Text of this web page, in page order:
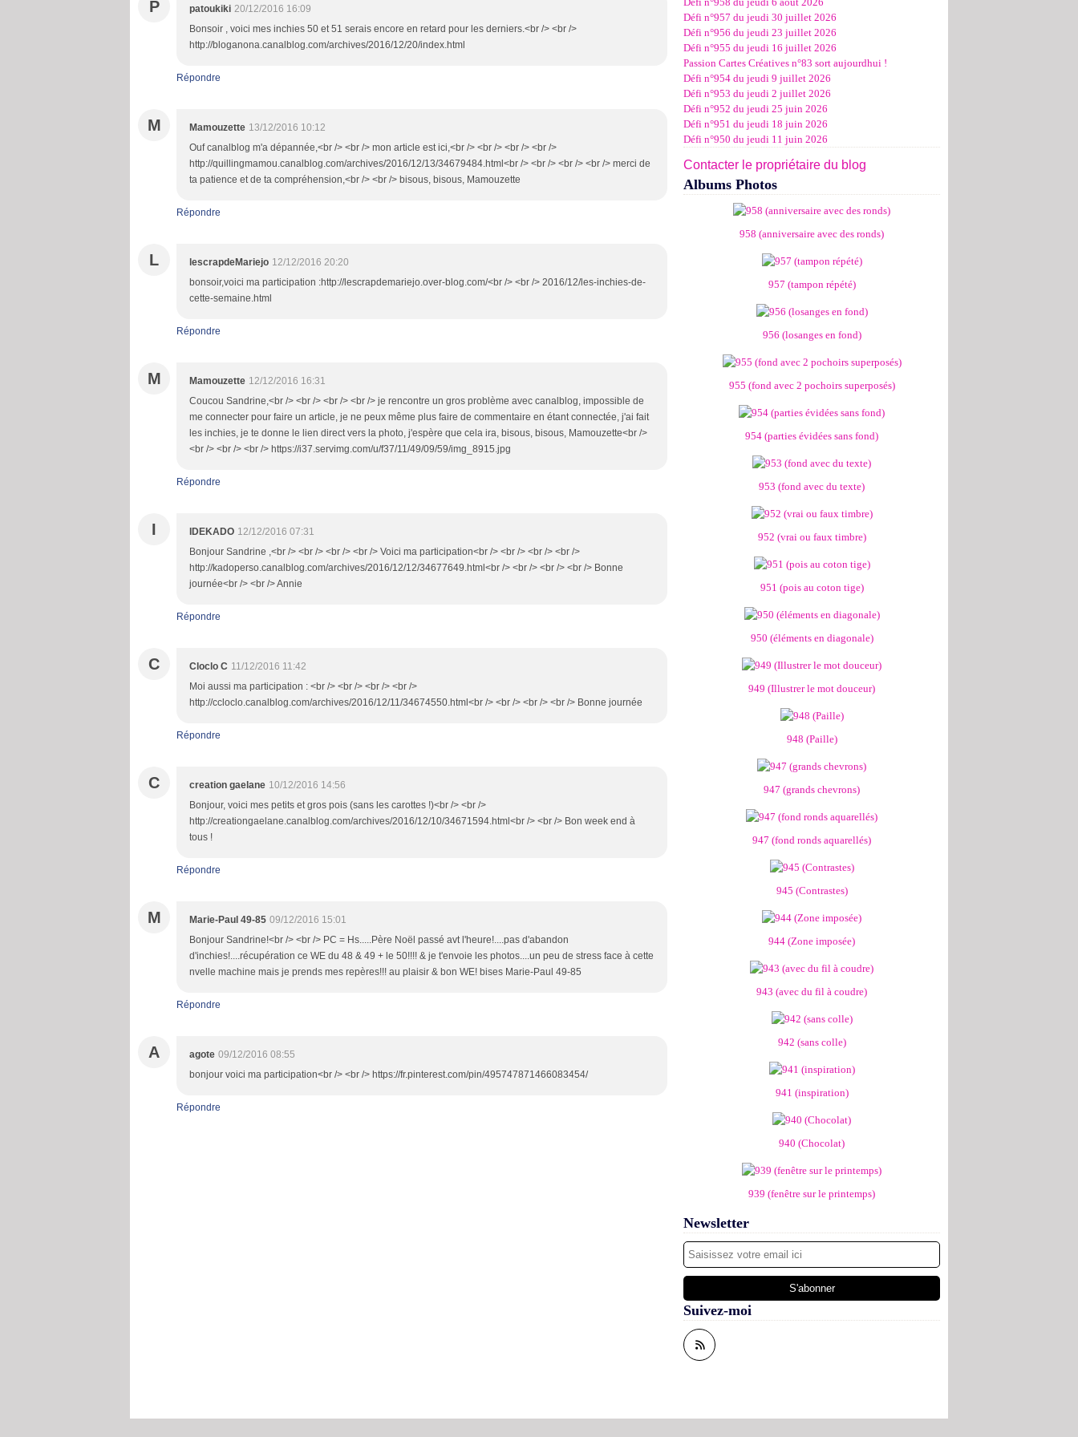
P patoukiki 20/12/2016 16:09
Bonsoir , voici mes inchies 50 et 51 serais encore en retard pour les derniers.<br /> <br />
http://bloganona.canalblog.com/archives/2016/12/20/index.html
Répondre
M Mamouzette 13/12/2016 10:12
Ouf canalblog m'a dépannée,<br /> <br /> mon article est ici,<br /> <br /> <br /> <br />
http://quillingmamou.canalblog.com/archives/2016/12/13/34679484.html<br /> <br /> <br /> <br /> merci de
ta patience et de ta compréhension,<br /> <br /> bisous, bisous, Mamouzette
Répondre
L lescrapdeMariejo 12/12/2016 20:20
bonsoir,voici ma participation :http://lescrapdemariejo.over-blog.com/<br /> <br /> 2016/12/les-inchies-de-
cette-semaine.html
Répondre
M Mamouzette 12/12/2016 16:31
Coucou Sandrine,<br /> <br /> <br /> <br /> je rencontre un gros problème avec canalblog, impossible de
me connecter pour faire un article, je ne peux même plus faire de commentaire en étant connectée, j'ai fait
les inchies, je te donne le lien direct vers la photo, j'espère que cela ira, bisous, bisous, Mamouzette<br />
<br /> <br /> <br /> https://i37.servimg.com/u/f37/11/49/09/59/img_8915.jpg
Répondre
I IDEKADO 12/12/2016 07:31
Bonjour Sandrine ,<br /> <br /> <br /> <br /> Voici ma participation<br /> <br /> <br /> <br />
http://kadoperso.canalblog.com/archives/2016/12/12/34677649.html<br /> <br /> <br /> <br /> Bonne
journée<br /> <br /> Annie
Répondre
C Cloclo C 11/12/2016 11:42
Moi aussi ma participation : <br /> <br /> <br /> <br />
http://ccloclo.canalblog.com/archives/2016/12/11/34674550.html<br /> <br /> <br /> <br /> Bonne journée
Répondre
C creation gaelane 10/12/2016 14:56
Bonjour, voici mes petits et gros pois (sans les carottes !)<br /> <br />
http://creationgaelane.canalblog.com/archives/2016/12/10/34671594.html<br /> <br /> Bon week end à
tous !
Répondre
M Marie-Paul 49-85 09/12/2016 15:01
Bonjour Sandrine!<br /> <br /> PC = Hs.....Père Noël passé avt l'heure!....pas d'abandon
d'inchies!....récupération ce WE du 48 & 49 + le 50!!!! & je t'envoie les photos....un peu de stress face à cette
nvelle machine mais je prends mes repères!!! au plaisir & bon WE! bises Marie-Paul 49-85
Répondre
A agote 09/12/2016 08:55
bonjour voici ma participation<br /> <br /> https://fr.pinterest.com/pin/495747871466083454/
Répondre
Janvier (4)
Février (8)
Janvier (6)
Mars(12)
Février (14)
Janvier (13)
Avril(19)
Mars(13)
Février (14)
Janvier (15)
Mai(11)
Avril(14)
Mars(16)
Février (14)
Janvier(18)
Juin(16)
Mai(19)
Avril(24)
Mars(16)
Février(15)
Janvier (19)
Juillet(17)
Juin(15)
Mai(19)
Avril(20)
Mars(8)
Février(17)
Janvier (15)
Défi n°957 du jeudi 30 juillet 2026
Défi n°956 du jeudi 23 juillet 2026
Défi n°955 du jeudi 16 juillet 2026
Passion Cartes Créatives n°83 sort aujourdhui !
Défi n°954 du jeudi 9 juillet 2026
Défi n°953 du jeudi 2 juillet 2026
Défi n°952 du jeudi 25 juin 2026
Défi n°951 du jeudi 18 juin 2026
Défi n°950 du jeudi 11 juin 2026
Contacter le propriétaire du blog
Albums Photos
958 (anniversaire avec des ronds)
957 (tampon répété)
956 (losanges en fond)
955 (fond avec 2 pochoirs superposés)
954 (parties évidées sans fond)
953 (fond avec du texte)
952 (vrai ou faux timbre)
951 (pois au coton tige)
950 (éléments en diagonale)
949 (Illustrer le mot douceur)
948 (Paille)
947 (grands chevrons)
947 (fond ronds aquarellés)
945 (Contrastes)
944 (Zone imposée)
943 (avec du fil à coudre)
942 (sans colle)
941 (inspiration)
940 (Chocolat)
939 (fenêtre sur le printemps)
Newsletter
Suivez-moi